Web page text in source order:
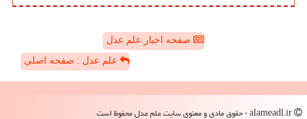
صفحه اخبار علم عدل
علم عدل : صفحه اصلی